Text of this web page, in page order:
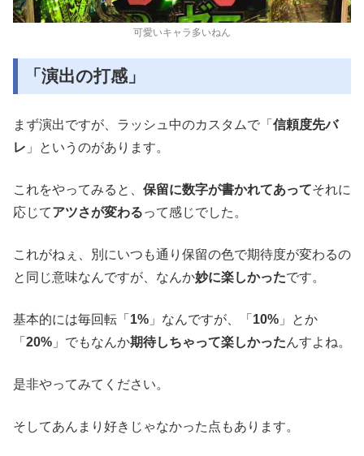
可愛いキャラ多いねん
「演出の打感」
まず演出ですが、ラッシュ中のカスタムで「 信頼度先バ
レ 」というのがあります。
これをやってみると、 保留に数字が書かれてあってそれに
応じてアツさが変わるって感じでした。
これがねぇ、別にいつも通り保留の色で期待度が変わるの
と同じ意味なんですが、なんか妙に楽しかったです。
基本的には毎回転「 1% 」なんですが、「 10% 」とか
「 20% 」でもなんか期待しちゃって楽しかったんすよね。
是非やってみてください。
そしてあんまり好きじゃなかった点もあります。